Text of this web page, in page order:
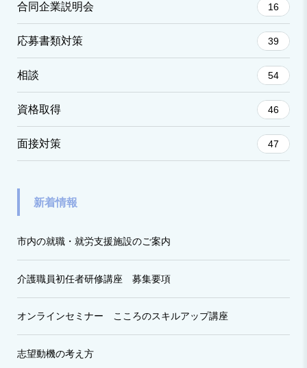
合同企業説明会 16
応募書類対策 39
相談 54
資格取得 46
面接対策 47
新着情報
市内の就職・就労支援施設のご案内
介護職員初任者研修講座 募集要項
オンラインセミナー こころのスキルアップ講座
志望動機の考え方